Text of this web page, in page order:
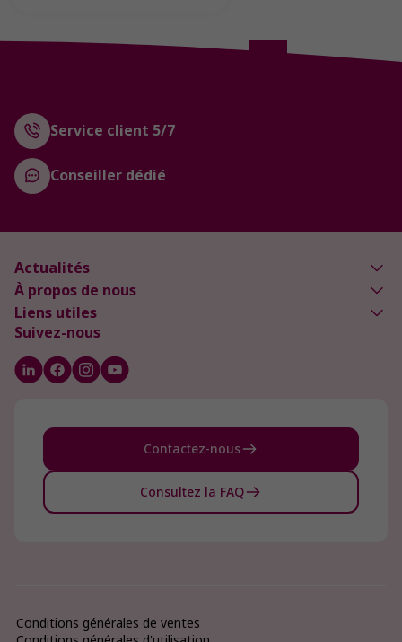
Service client 5/7
Conseiller dédié
Actualités
À propos de nous
Liens utiles
Suivez-nous
Contactez-nous
Consultez la FAQ
Conditions générales de ventes